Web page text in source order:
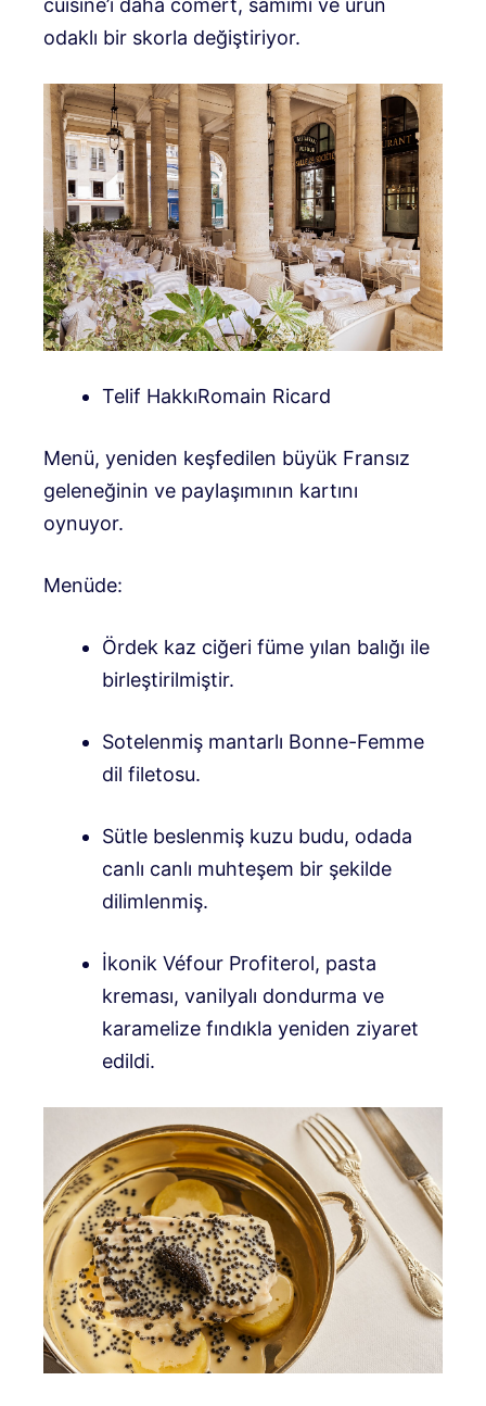
cuisine’i daha cömert, samimi ve ürün
odaklı bir skorla değiştiriyor.
Telif HakkıRomain Ricard
Menü, yeniden keşfedilen büyük Fransız
geleneğinin ve paylaşımının kartını
oynuyor.
Menüde:
Ördek kaz ciğeri füme yılan balığı ile
birleştirilmiştir.
Sotelenmiş mantarlı Bonne-Femme
dil filetosu.
Sütle beslenmiş kuzu budu, odada
canlı canlı muhteşem bir şekilde
dilimlenmiş.
İkonik Véfour Profiterol, pasta
kreması, vanilyalı dondurma ve
karamelize fındıkla yeniden ziyaret
edildi.